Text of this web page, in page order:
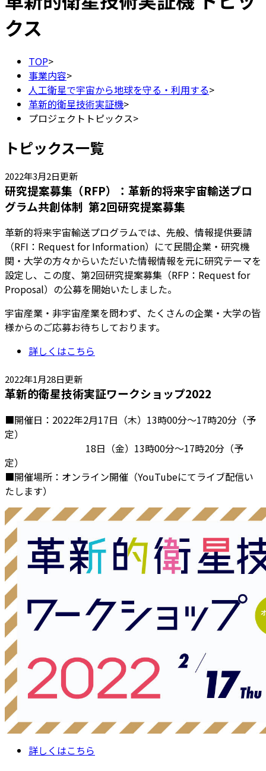
クス
TOP>
事業内容>
人工衛星で宇宙から地球を守る・利用する>
革新的衛星技術実証機>
プロジェクトトピックス>
トピックス一覧
2022年3月2日更新
研究提案募集（RFP）：革新的将来宇宙輸送プロ
グラム共創体制 第2回研究提案募集
革新的将来宇宙輸送プログラムでは、先般、情報提供要請
（RFI：Request for Information）にて民間企業・研究機
関・大学の方々からいただいた情報情報を元に研究テーマを
設定し、この度、第2回研究提案募集（RFP：Request for
Proposal）の公募を開始いたしました。
宇宙産業・非宇宙産業を問わず、たくさんの企業・大学の皆
様からのご応募お待ちしております。
詳しくはこちら
2022年1月28日更新
革新的衛星技術実証ワークショップ2022
■開催日：2022年2月17日（木）13時00分～17時20分（予
定）
18日（金）13時00分～17時20分（予
定）
■開催場所：オンライン開催（YouTubeにてライブ配信い
たします）
詳しくはこちら